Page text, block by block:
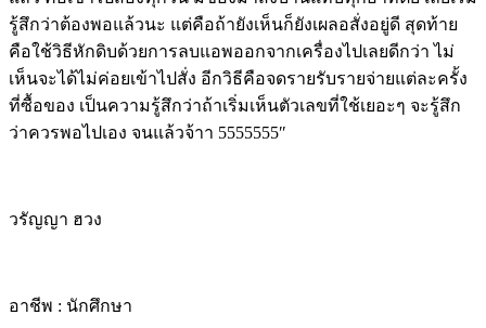
รู้สึกว่าต้องพอแล้วนะ แต่คือถ้ายังเห็นก็ยังเผลอสั่งอยู่ดี สุดท้าย
คือใช้วิธีหักดิบด้วยการลบแอพออกจากเครื่องไปเลยดีกว่า ไม่
เห็นจะได้ไม่ค่อยเข้าไปสั่ง อีกวิธีคือจดรายรับรายจ่ายแต่ละครั้ง
ที่ซื้อของ เป็นความรู้สึกว่าถ้าเริ่มเห็นตัวเลขที่ใช้เยอะๆ จะรู้สึก
ว่าควรพอไปเอง จนแล้วจ้าา 5555555″
วรัญญา ฮวง
อาชีพ : นักศึกษา